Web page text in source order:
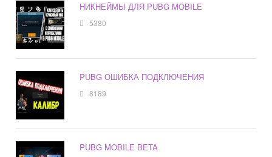
НИКНЕЙМЫ ДЛЯ PUBG MOBILE
5380
PUBG ОШИБКА ПОДКЛЮЧЕНИЯ
8189
PUBG MOBILE BETA